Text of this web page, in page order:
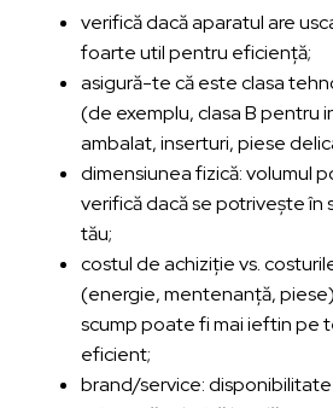
verifică dacă aparatul are
foarte util pentru eficienţă;
asigură-te că este clasa
(de exemplu, clasa B pentru
ambalat, inserturi, piese
dimensiunea fizică: volumul
verifică dacă se potriveşte în
tău;
costul de achiziţie vs.
(energie, mentenanţă,
scump poate fi mai ieftin pe
eficient;
brand/service: